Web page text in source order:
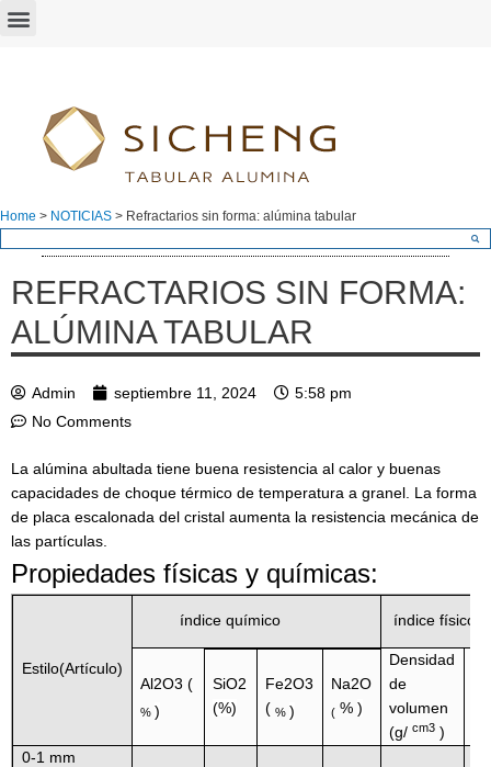
Home > NOTICIAS > Refractarios sin forma: alúmina tabular
REFRACTARIOS SIN FORMA:
ALÚMINA TABULAR
Admin septiembre 11, 2024
5:58 pm
No Comments
La alúmina abultada tiene buena resistencia al calor y buenas
capacidades de choque térmico de temperatura a granel. La forma
de placa escalonada del cristal aumenta la resistencia mecánica de
las partículas.
Propiedades físicas y químicas:
Estilo(Artículo)
índice químico índice físico
Al2O3(
% )
SiO2
(%)
Fe2O3
(% )
Na2O
( %)
Densidad
de
volumen
(g/cm3 )
0-1 mm